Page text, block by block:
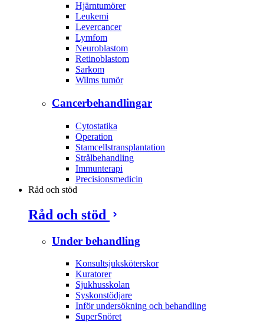
Hjärntumörer
Leukemi
Levercancer
Lymfom
Neuroblastom
Retinoblastom
Sarkom
Wilms tumör
Cancerbehandlingar
Cytostatika
Operation
Stamcellstransplantation
Strålbehandling
Immunterapi
Precisionsmedicin
Råd och stöd
Råd och stöd
Under behandling
Konsultsjuksköterskor
Kuratorer
Sjukhusskolan
Syskonstödjare
Inför undersökning och behandling
SuperSnöret